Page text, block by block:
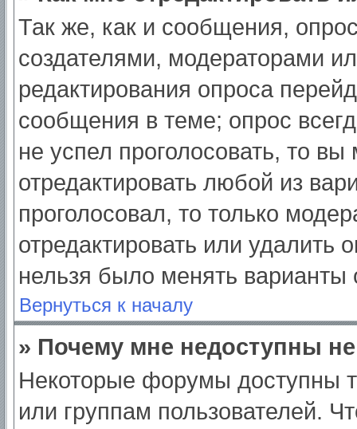
Так же, как и сообщения,
создателями, модераторами
редактирования опроса
сообщения в теме; опрос
не успел проголосовать, то
отредактировать любой из
проголосовал, то только
отредактировать или удалить
нельзя было менять варианты
Вернуться к началу
» Почему мне недоступны
Некоторые форумы доступны
или группам пользователей.